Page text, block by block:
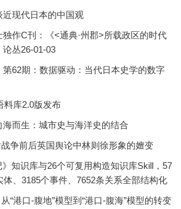
现代日本的中国观
作C刊：《<通典·州郡>所载政区的时代
丛26-01-03
第62期：数据驱动：当代日本史学的数字
料库2.0版发布
而生：城市史与海洋史的结合
争前后英国舆论中林则徐形象的嬗变
知识库与26个可复用构造知识库Skill，57
、3185个事件、7652条关系全部结构化
“港口-腹地”模型到“港口-腹海”模型的转变